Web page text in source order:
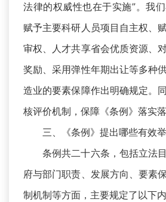
法律的权威性也在于实施”。我
赋予主要科研人员项目自主权、
审权、人才共享省会优质资源、
奖励、采用弹性年期出让等多种
造业的要素保障作出明确规定。
核评价机制，保障《条例》落实落
三、《条例》提出哪些有效
条例共二十六条，包括立法
府与部门职责、发展方向、要素
制机制等方面，主要规定了以下内